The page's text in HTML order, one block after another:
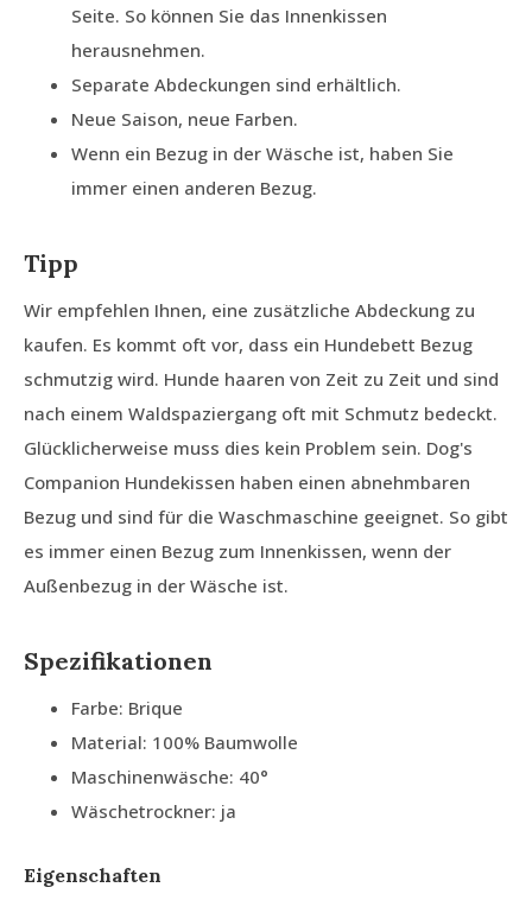
Seite. So können Sie das Innenkissen
herausnehmen.
Separate Abdeckungen sind erhältlich.
Neue Saison, neue Farben.
Wenn ein Bezug in der Wäsche ist, haben Sie
immer einen anderen Bezug.
Tipp
Wir empfehlen Ihnen, eine zusätzliche Abdeckung zu
kaufen. Es kommt oft vor, dass ein Hundebett Bezug
schmutzig wird. Hunde haaren von Zeit zu Zeit und sind
nach einem Waldspaziergang oft mit Schmutz bedeckt.
Glücklicherweise muss dies kein Problem sein. Dog's
Companion Hundekissen haben einen abnehmbaren
Bezug und sind für die Waschmaschine geeignet. So gibt
es immer einen Bezug zum Innenkissen, wenn der
Außenbezug in der Wäsche ist.
Spezifikationen
Farbe: Brique
Material: 100% Baumwolle
Maschinenwäsche: 40°
Wäschetrockner: ja
Eigenschaften